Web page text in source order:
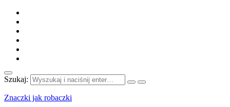
Szukaj:
Znaczki jak robaczki